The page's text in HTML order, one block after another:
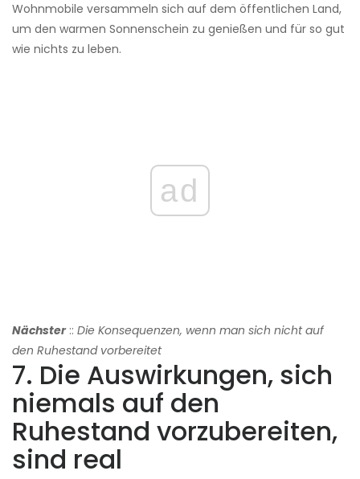
Wohnmobile versammeln sich auf dem öffentlichen Land,
um den warmen Sonnenschein zu genießen und für so gut
wie nichts zu leben.
ad
Nächster :: Die Konsequenzen, wenn man sich nicht auf
den Ruhestand vorbereitet
7. Die Auswirkungen, sich
niemals auf den
Ruhestand vorzubereiten,
sind real